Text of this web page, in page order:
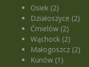
Osiek (2)
Działoszyce (2)
Ćmielów (2)
Wąchock (2)
Małogoszcz (2)
Kunów (1)